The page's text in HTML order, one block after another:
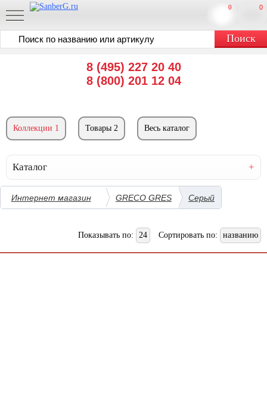
8 (495) 227 20 40
8 (800) 201 12 04
0
0
Коллекции 1 Товары 2 Весь каталог
Каталог
Интернет магазин GRECO GRES Серый
Показывать по: 24 Сортировать по: названию